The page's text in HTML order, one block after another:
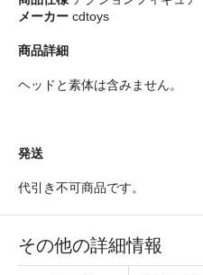
メーカー cdtoys
商品詳細
ヘッドと素体は含みません。
発送
代引き不可商品です。
その他の詳細情報